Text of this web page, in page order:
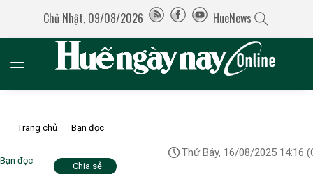
Chủ Nhật, 09/08/2026 HueNews
Trang chủ Bạn đọc
Bạn đọc
Thứ Bảy, 16/08/2025 14:16
Chia sẻ